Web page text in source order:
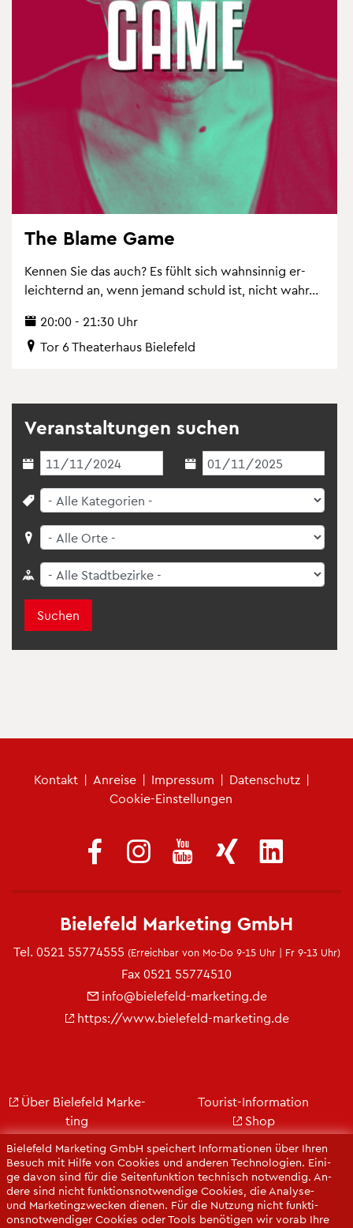
The Blame Game
Ken­nen Sie das auch? Es fühlt sich wahn­sin­nig er­
leich­ternd an, wenn je­mand schuld ist, nicht wahr...
20:00 - 21:30 Uhr
Tor 6 Thea­ter­haus Bie­le­feld
Ver­an­stal­tun­gen su­chen
Suchen
Kon­takt | An­rei­se | Im­pres­sum | Da­ten­schutz |
Coo­kie-Ein­stel­lun­gen
Bie­le­feld Mar­ke­ting GmbH spei­chert In­for­ma­tio­nen über Ihren
Be­such mit Hilfe von Coo­kies und an­de­ren Tech­no­lo­gi­en. Ei­ni­
ge davon sind für die Sei­ten­funk­ti­on tech­nisch not­wen­dig. An­
de­re sind nicht funk­ti­ons­not­wen­di­ge Coo­kies, die Ana­ly­se-
und Mar­ke­ting­zwe­cken die­nen. Für die Nut­zung nicht funk­ti­
ons­not­wen­di­ger Coo­kies oder Tools be­nö­ti­gen wir vorab Ihre
Bie­le­feld Mar­ke­ting GmbH
Tel. 0521 55774555 (Er­reich­bar von Mo-Do 9-15 Uhr | Fr 9-13 Uhr)
Fax 0521 55774510
info@​bielefeld-​marketing.​de
https://​www.​bielefeld-​marketing.​de
Über Bie­le­feld Mar­ke­
ting
Jobs
Kon­takt
Ge­schäfts­be­richt
Pres­se
Tou­rist-In­for­ma­ti­on
Shop
City Bie­le­feld
Bie­le­feld-Gut­schein
Web­cams